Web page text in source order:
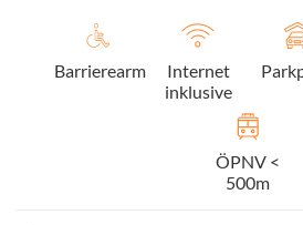
Barrierearm
Internet
inklusive
ÖPNV <
500m